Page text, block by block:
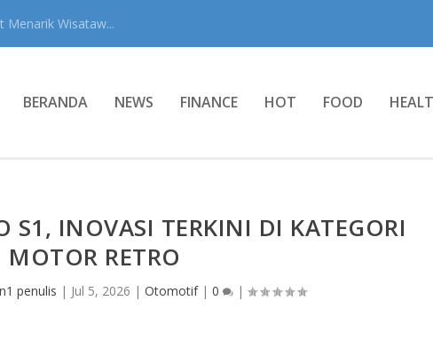
Menarik Wisataw...
BERANDA NEWS FINANCE HOT FOOD
S1, INOVASI TERKINI DI KATEGORI
MOTOR RETRO
penulis | Jul 5, 2026 | Otomotif| 0 |